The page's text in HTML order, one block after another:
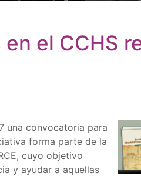
el CCHS
una convocatoria para
forma parte de la
cuyo objetivo
y ayudar a aquellas